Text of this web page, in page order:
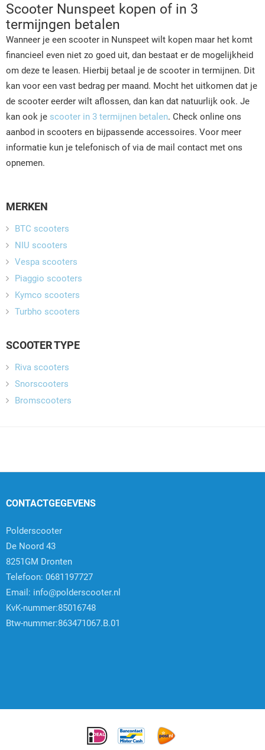
Scooter Nunspeet kopen of in 3
termijngen betalen
Wanneer je een scooter in Nunspeet wilt kopen maar het komt
financieel even niet zo goed uit, dan bestaat er de mogelijkheid
om deze te leasen. Hierbij betaal je de scooter in termijnen. Dit
kan voor een vast bedrag per maand. Mocht het uitkomen dat je
de scooter eerder wilt aflossen, dan kan dat natuurlijk ook. Je
kan ook je scooter in 3 termijnen betalen. Check online ons
aanbod in scooters en bijpassende accessoires. Voor meer
informatie kun je telefonisch of via de mail contact met ons
opnemen.
MERKEN
BTC scooters
NIU scooters
Vespa scooters
Piaggio scooters
Kymco scooters
Turbho scooters
SCOOTER TYPE
Riva scooters
Snorscooters
Bromscooters
CONTACTGEGEVENS
Polderscooter
De Noord 43
8251GM Dronten
Telefoon: 0681197727
Email: info@polderscooter.nl
KvK-nummer:85016748
Btw-nummer:863471067.B.01